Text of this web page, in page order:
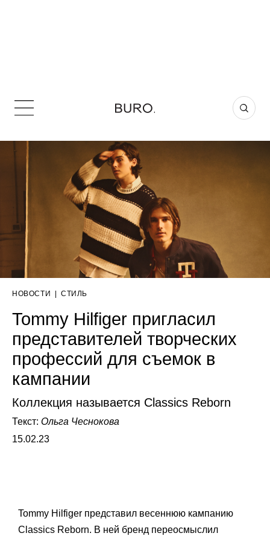
НОВОСТИ СТИЛЬ
Tommy Hilfiger пригласил
представителей творческих
профессий для съемок в
кампании
Коллекция называется Classics Reborn
Текст: Ольга Чеснокова
15.02.23
Tommy Hilfiger представил весеннюю кампанию
Classics Reborn. В ней бренд переосмыслил